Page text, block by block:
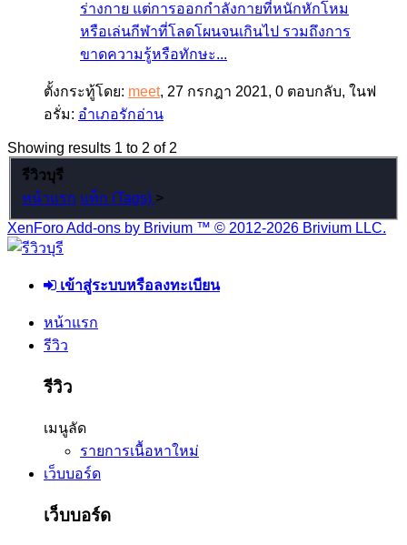
ร่างกาย แต่การออกกำลังกายที่หนักหักโหม
หรือเล่นกีฬาที่โลดโผนจนเกินไป รวมถึงการ
ขาดความรู้หรือทักษะ...
ตั้งกระทู้โดย: meet, 27 กรกฎา 2021, 0 ตอบกลับ, ในฟ
อรั่ม: อำเภอรักอ่าน
Showing results 1 to 2 of 2
รีวิวบุรี
หน้าแรก แท็ก (Tags) >
XenForo Add-ons by Brivium ™ © 2012-2026 Brivium LLC.
เข้าสู่ระบบหรือลงทะเบียน
หน้าแรก
รีวิว
รีวิว
เมนูลัด
รายการเนื้อหาใหม่
เว็บบอร์ด
เว็บบอร์ด